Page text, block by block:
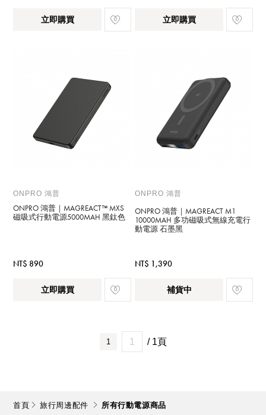
立即購買 立即購買
ONPRO 鴻普
ONPRO 鴻普｜MAGREACT™ MXS
磁吸式行動電源5000MAH 黑鈦色
NT$ 890
立即購買
ONPRO 鴻普
ONPRO 鴻普｜MAGREACT M1
10000MAH 多功磁吸式無線充電行
動電源 石墨黑
NT$ 1,390
補貨中
1 / 1頁
首頁 旅行周邊配件 所有行動電源商品